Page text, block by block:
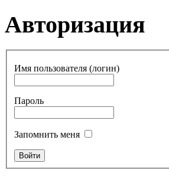
Авторизация
Имя пользователя (логин)
Пароль
Запомнить меня